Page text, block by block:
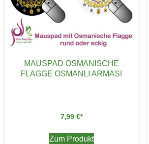
MAUSPAD OSMANISCHE
FLAGGE OSMANLI ARMASI
7,99 €
Zum Produkt